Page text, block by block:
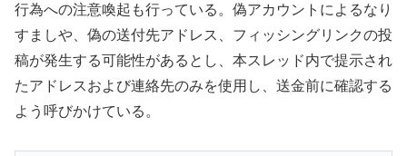
行為への注意喚起も行っている。偽アカウントによるなり
すましや、偽の送付先アドレス、フィッシングリンクの投
稿が発生する可能性があるとし、本スレッド内で提示され
たアドレスおよび連絡先のみを使用し、送金前に確認する
よう呼びかけている。